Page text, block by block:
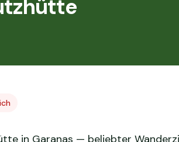
in Garanas — beliebter